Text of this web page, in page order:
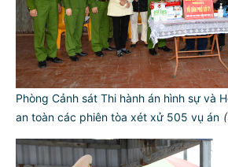
Phòng Cảnh sát Thi hành án hình sự và
an toàn các phiên tòa xét xử 505 vụ án